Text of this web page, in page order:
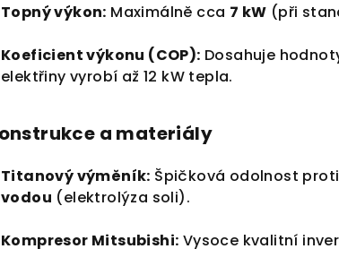
Topný výkon: Maximálně cca 7 kW (při
Koeficient výkonu (COP): Dosahuje
elektřiny vyrobí až 12 kW tepla.
a materiály
Titanový výměník: Špičková odolnost
vodou (elektrolýza soli).
Kompresor Mitsubishi: Vysoce kvalitní